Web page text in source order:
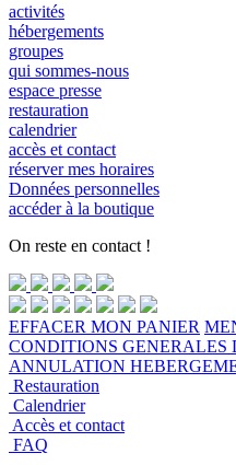
activités
hébergements
groupes
qui sommes-nous
espace presse
restauration
calendrier
accès et contact
réserver mes horaires
Données personnelles
accéder à la boutique
On reste en contact !
EFFACER MON PANIER
CONDITIONS GENERALES
ANNULATION
Restauration
Calendrier
Accès et contact
FAQ